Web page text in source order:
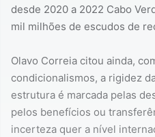
desde 2020 a 2022 Cabo
mil milhões de escudos de
Olavo Correia citou ainda,
condicionalismos, a rigidez
estrutura é marcada pelas
pelos benefícios ou
incerteza quer a nível